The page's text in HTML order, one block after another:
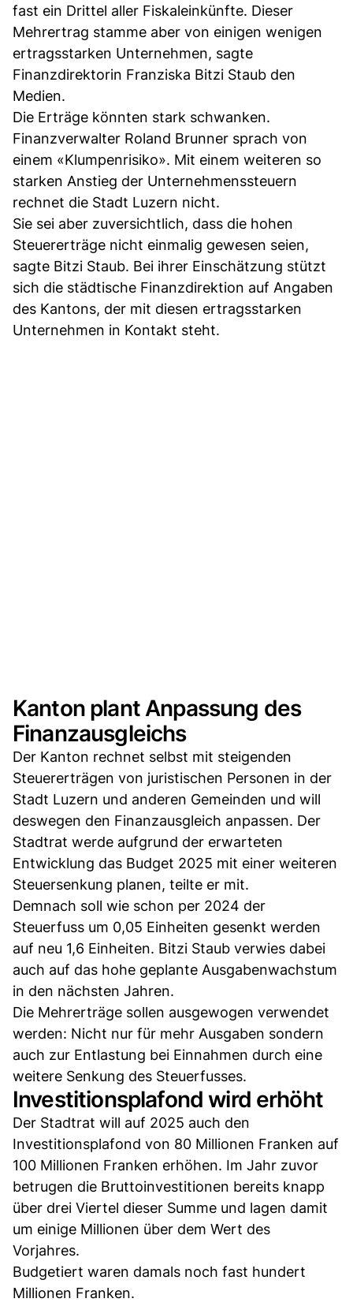
fast ein Drittel aller Fiskaleinkünfte. Dieser
Mehrertrag stamme aber von einigen wenigen
ertragsstarken Unternehmen, sagte
Finanzdirektorin Franziska Bitzi Staub den
Medien.
Die Erträge könnten stark schwanken.
Finanzverwalter Roland Brunner sprach von
einem «Klumpenrisiko». Mit einem weiteren so
starken Anstieg der Unternehmenssteuern
rechnet die Stadt Luzern nicht.
Sie sei aber zuversichtlich, dass die hohen
Steuererträge nicht einmalig gewesen seien,
sagte Bitzi Staub. Bei ihrer Einschätzung stützt
sich die städtische Finanzdirektion auf Angaben
des Kantons, der mit diesen ertragsstarken
Unternehmen in Kontakt steht.
Kanton plant Anpassung des
Finanzausgleichs
Der Kanton rechnet selbst mit steigenden
Steuererträgen von juristischen Personen in der
Stadt Luzern und anderen Gemeinden und will
deswegen den Finanzausgleich anpassen. Der
Stadtrat werde aufgrund der erwarteten
Entwicklung das Budget 2025 mit einer weiteren
Steuersenkung planen, teilte er mit.
Demnach soll wie schon per 2024 der
Steuerfuss um 0,05 Einheiten gesenkt werden
auf neu 1,6 Einheiten. Bitzi Staub verwies dabei
auch auf das hohe geplante Ausgabenwachstum
in den nächsten Jahren.
Die Mehrerträge sollen ausgewogen verwendet
werden: Nicht nur für mehr Ausgaben sondern
auch zur Entlastung bei Einnahmen durch eine
weitere Senkung des Steuerfusses.
Investitionsplafond wird erhöht
Der Stadtrat will auf 2025 auch den
Investitionsplafond von 80 Millionen Franken auf
100 Millionen Franken erhöhen. Im Jahr zuvor
betrugen die Bruttoinvestitionen bereits knapp
über drei Viertel dieser Summe und lagen damit
um einige Millionen über dem Wert des
Vorjahres.
Budgetiert waren damals noch fast hundert
Millionen Franken.